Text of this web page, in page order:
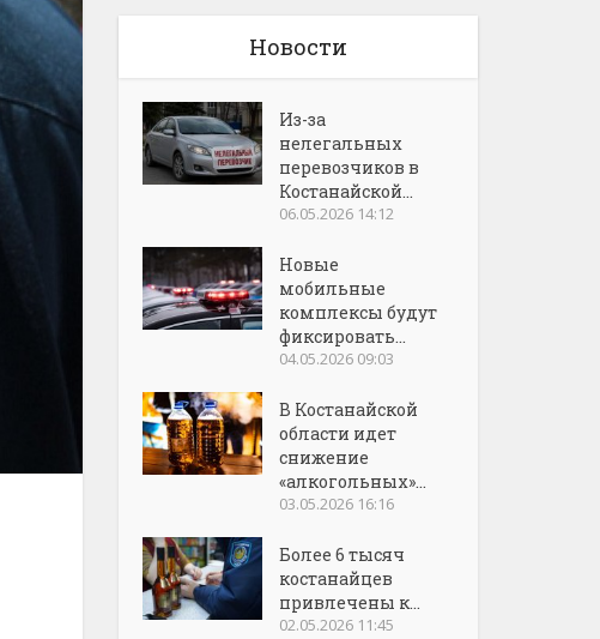
Новости
Из-за
нелегальных
перевозчиков в
Костанайской...
06.05.2026 14:12
Новые
мобильные
комплексы будут
фиксировать...
04.05.2026 09:03
В Костанайской
области идет
снижение
«алкогольных»...
03.05.2026 16:16
Более 6 тысяч
костанайцев
привлечены к...
02.05.2026 11:45